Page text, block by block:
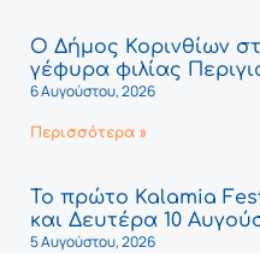
Ο Δήμος Κορινθίων
γέφυρα φιλίας
6 Αυγούστου, 2026
Περισσότερα »
Το πρώτο Kalamia
και Δευτέρα 10
5 Αυγούστου, 2026